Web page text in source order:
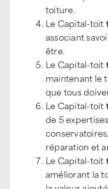
toiture.
Le Capital-toit
associant
être.
Le Capital-toit
maintenant le
que tous
Le Capital-toit
de 5
réparation et
Le Capital-toit
améliorant la